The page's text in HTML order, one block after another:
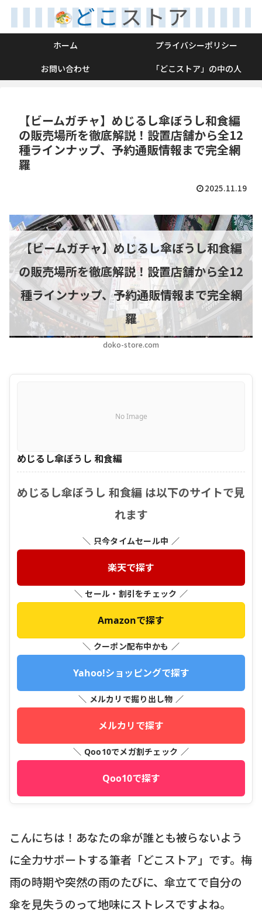
ホーム
プライバシーポリシー
お問い合わせ
「どこストア」の中の人
【ビームガチャ】めじるし傘ぼうし和食編
の販売場所を徹底解説！設置店舗から全12
種ラインナップ、予約通販情報まで完全網
羅
2025.11.19
doko-store.com
【ビームガチャ】めじるし傘ぼうし和食編
の販売場所を徹底解説！設置店舗から全12
種ラインナップ、予約通販情報まで完全網
羅
No Image
めじるし傘ぼうし 和食編
めじるし傘ぼうし 和食編 は以下のサイトで見
れます
＼ 只今タイムセール中 ／
楽天で探す
＼ セール・割引をチェック ／
Amazonで探す
＼ クーポン配布中かも ／
Yahoo!ショッピングで探す
＼ メルカリで掘り出し物 ／
メルカリで探す
＼ Qoo10でメガ割チェック ／
Qoo10で探す
こんにちは！あなたの傘が誰とも被らないよう
に全力サポートする筆者「どこストア」です。梅
雨の時期や突然の雨のたびに、傘立てで自分の
傘を見失うのって地味にストレスですよね。